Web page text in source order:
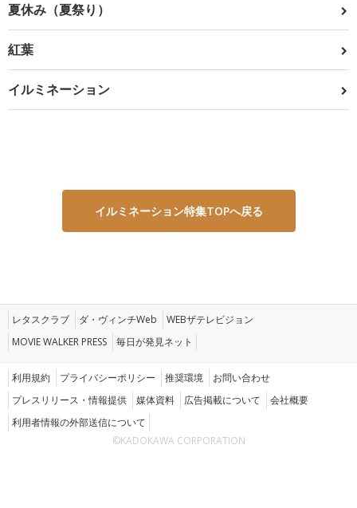
夏休み（夏祭り）
紅葉
イルミネーション
イルミネーション特集TOPへ戻る
レタスクラブ ダ・ヴィンチWeb
WEBザテレビジョン
MOVIE WALKER PRESS
毎日が発見ネット
利用規約 プライバシーポリシー 推奨環境
お問い合わせ
プレスリリース・情報提供
媒体資料 広告掲載について
会社概要
利用者情報の外部送信について
©KADOKAWA CORPORATION